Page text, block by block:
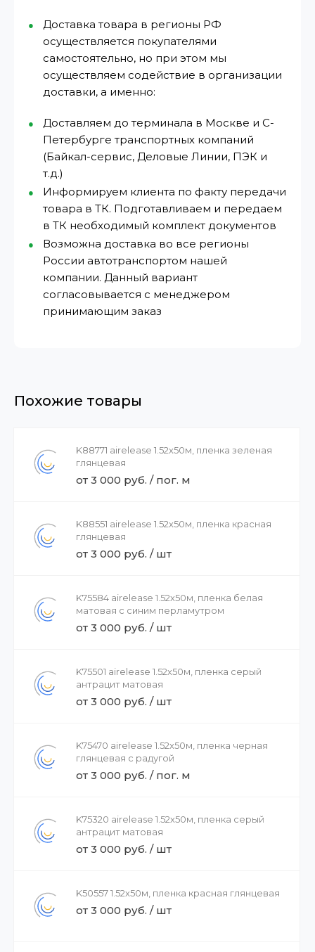
Доставка товара в регионы РФ
осуществляется покупателями
самостоятельно, но при этом мы
осуществляем содействие в организации
доставки, а именно:
Доставляем до терминала в Москве и С-
Петербурге транспортных компаний
(Байкал-сервис, Деловые Линии, ПЭК и
т.д.)
Информируем клиента по факту передачи
товара в ТК. Подготавливаем и передаем
в ТК необходимый комплект документов
Возможна доставка во все регионы
России автотранспортом нашей
компании. Данный вариант
согласовывается с менеджером
принимающим заказ
Похожие товары
K88771 airelease 1.52х50м, пленка зеленая
глянцевая
от 3 000 руб. / пог. м
K88551 airelease 1.52х50м, пленка красная
глянцевая
от 3 000 руб. / шт
K75584 airelease 1.52х50м, пленка белая
матовая с синим перламутром
от 3 000 руб. / шт
K75501 airelease 1.52х50м, пленка серый
антрацит матовая
от 3 000 руб. / шт
K75470 airelease 1.52х50м, пленка черная
глянцевая с радугой
от 3 000 руб. / пог. м
K75320 airelease 1.52х50м, пленка серый
антрацит матовая
от 3 000 руб. / шт
K50557 1.52х50м, пленка красная глянцевая
от 3 000 руб. / шт